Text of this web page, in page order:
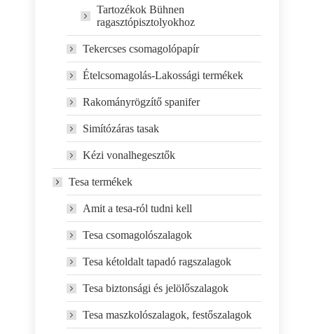
Tartozékok Bühnen
ragasztópisztolyokhoz
Tekercses csomagolópapír
Ételcsomagolás-Lakossági termékek
Rakományrögzítő spanifer
Simítózáras tasak
Kézi vonalhegesztők
Tesa termékek
Amit a tesa-ról tudni kell
Tesa csomagolószalagok
Tesa kétoldalt tapadó ragszalagok
Tesa biztonsági és jelölőszalagok
Tesa maszkolószalagok, festőszalagok